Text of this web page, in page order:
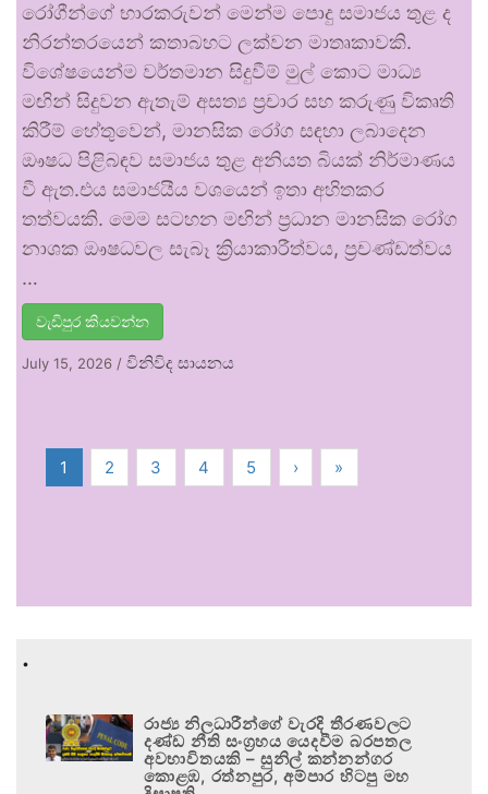
රෝගීන්ගේ භාරකරුවන් මෙන්ම පොදු සමාජය තුළ ද
නිරන්තරයෙන් කතාබහට ලක්වන මාතෘකාවකි.
විශේෂයෙන්ම වර්තමාන සිදුවීම් මුල් කොට මාධ්‍ය
මඟින් සිදුවන ඇතැම් අසත්‍ය ප්‍රචාර සහ කරුණු විකෘති
කිරීම් හේතුවෙන්, මානසික රෝග සඳහා ලබාදෙන
ඖෂධ පිළිබඳව සමාජය තුළ අනියත බියක් නිර්මාණය
වී ඇත.එය සමාජයීය වශයෙන් ඉතා අහිතකර
තත්වයකි. මෙම සටහන මඟින් ප්‍රධාන මානසික රෝග
නාශක ඖෂධවල සැබෑ ක්‍රියාකාරීත්වය, ප්‍රචණ්ඩත්වය
…
වැඩිපුර කියවන්න
July 15, 2026 / විනිවිද සායනය
1 2 3 4 5 › »
.
රාජ්‍ය නිලධාරීන්ගේ වැරදි තීරණවලට
දණ්ඩ නීති සංග්‍රහය යෙදවීම බරපතල
අවභාවිතයකි – සුනිල් කන්නන්ගර
කොළඹ, රත්නපුර, අම්පාර හිටපු මහ